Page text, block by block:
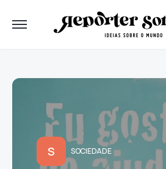
S SOCIEDADE